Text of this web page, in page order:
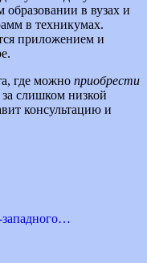
в вузах и
в техникумах.
приложением и
где можно приобрести
слишком низкой
консультацию и